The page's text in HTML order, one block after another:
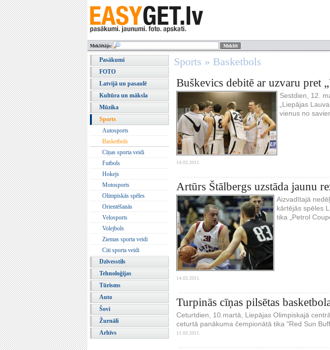
Meklētājs:
Pasākumi
FOTO
Latvijā un pasaulē
Kultūra un māksla
Mūzika
Sports
Autosports
Basketbols
Cīņas sporta veidi
Futbols
Hokejs
Motosports
Olimpiskās spēles
Orientēšanās
Velosports
Volejbols
Ziemas sporta veidi
Citi sporta veidi
Dzīvesstils
Tehnoloģijas
Tūrisms
Auto
Šovi
Žurnāli
Arhīvs
Sports » Basketbols
Buškevics debitē ar uzvaru pret
Sestdien, 12.
„Liepājas
vienus no
14.03.2011.
Artūrs Štālbergs uzstāda jaunu
Aizvadītajā
kārtējās spēles
tika „Petrol
14.03.2011.
Turpinās cīņas pilsētas
Ceturtdien, 10.martā, Liepājas Olimpiskajā
ceturtā panākuma čempionātā tika "Red Sun
11.03.2011.